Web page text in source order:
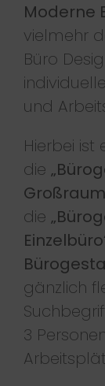
Moderne
vielmehr
Büro
und
Hierbei ist
die
die
gänzlich
3